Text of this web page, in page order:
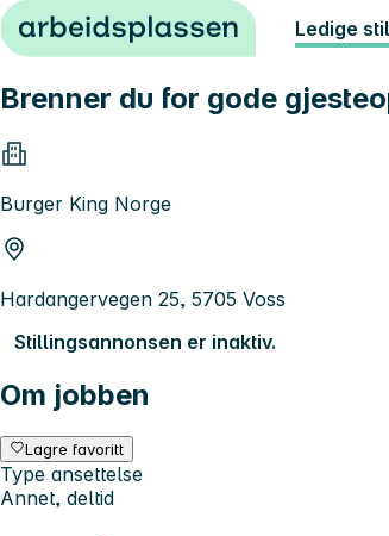
Hopp til innhold Ledige
Brenner du for gode
Burger King Norge
Hardangervegen 25, 5705 Voss
Stillingsannonsen er inaktiv.
Om jobben
Lagre favoritt
Type ansettelse
Annet, deltid